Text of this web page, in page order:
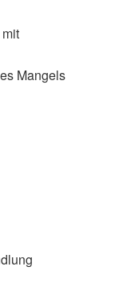
Mangels